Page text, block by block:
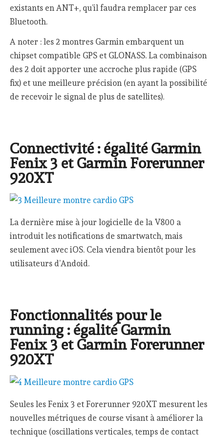
existants en ANT+, qu’il faudra remplacer par ces
Bluetooth.
A noter : les 2 montres Garmin embarquent un
chipset compatible GPS et GLONASS. La combinaison
des 2 doit apporter une accroche plus rapide (GPS
fix) et une meilleure précision (en ayant la possibilité
de recevoir le signal de plus de satellites).
Connectivité : égalité Garmin
Fenix 3 et Garmin Forerunner
920XT
La dernière mise à jour logicielle de la V800 a
introduit les notifications de smartwatch, mais
seulement avec iOS. Cela viendra bientôt pour les
utilisateurs d’Andoid.
Fonctionnalités pour le
running : égalité Garmin
Fenix 3 et Garmin Forerunner
920XT
Seules les Fenix 3 et Forerunner 920XT mesurent les
nouvelles métriques de course visant à améliorer la
technique (oscillations verticales, temps de contact